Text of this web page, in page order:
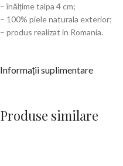
– înălțime talpa 4 cm;
– 100% piele naturala exterior;
– produs realizat in Romania.
Informații suplimentare
Produse similare